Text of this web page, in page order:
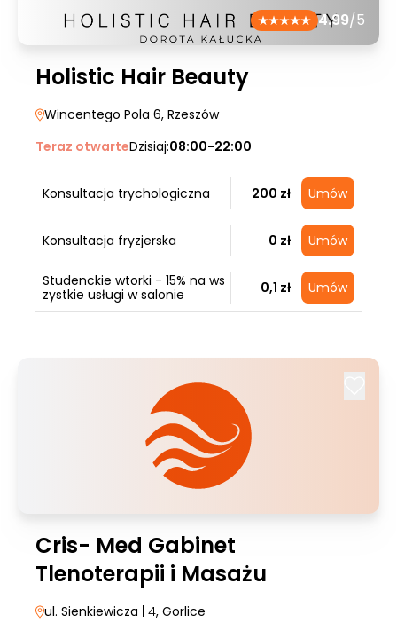
4.99/5
Holistic Hair Beauty
Wincentego Pola 6, Rzeszów
Teraz otwarteDzisiaj:08:00-22:00
Konsultacja trychologiczna 200 zł Umów
Konsultacja fryzjerska 0 zł Umów
Studenckie wtorki - 15% na ws
zystkie usługi w salonie
0,1 zł Umów
Cris- Med Gabinet
Tlenoterapii i Masażu
ul. Sienkiewicza | 4, Gorlice